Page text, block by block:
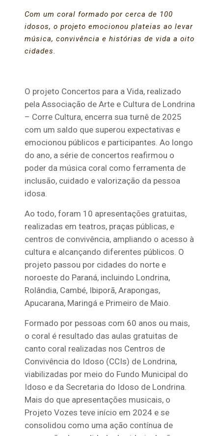
Com um coral formado por cerca de 100
idosos, o projeto emocionou plateias ao levar
música, convivência e histórias de vida a oito
cidades.
O projeto Concertos para a Vida, realizado
pela Associação de Arte e Cultura de Londrina
– Corre Cultura, encerra sua turnê de 2025
com um saldo que superou expectativas e
emocionou públicos e participantes. Ao longo
do ano, a série de concertos reafirmou o
poder da música coral como ferramenta de
inclusão, cuidado e valorização da pessoa
idosa.
Ao todo, foram 10 apresentações gratuitas,
realizadas em teatros, praças públicas, e
centros de convivência, ampliando o acesso à
cultura e alcançando diferentes públicos. O
projeto passou por cidades do norte e
noroeste do Paraná, incluindo Londrina,
Rolândia, Cambé, Ibiporã, Arapongas,
Apucarana, Maringá e Primeiro de Maio.
Formado por pessoas com 60 anos ou mais,
o coral é resultado das aulas gratuitas de
canto coral realizadas nos Centros de
Convivência do Idoso (CCIs) de Londrina,
viabilizadas por meio do Fundo Municipal do
Idoso e da Secretaria do Idoso de Londrina.
Mais do que apresentações musicais, o
Projeto Vozes teve início em 2024 e se
consolidou como uma ação contínua de